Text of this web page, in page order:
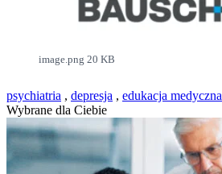
image.png 20 KB
psychiatria , depresja , edukacja medyczna
Wybrane dla Ciebie